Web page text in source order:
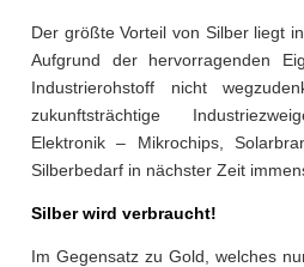
Der größte Vorteil von Silber liegt
Aufgrund der hervorragenden
Industrierohstoff nicht
zukunftsträchtige
Elektronik – Mikrochips,
Silberbedarf in nächster Zeit
Silber wird verbraucht!
Im Gegensatz zu Gold, welches